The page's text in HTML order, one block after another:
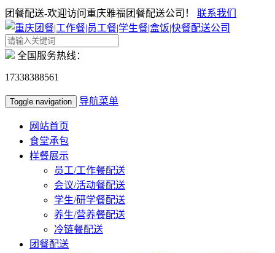
团餐配送-欢迎访问重庆雅福团餐配送公司！ 联系我们
全国服务热线：
17338388561
Toggle navigation 导航菜单
网站首页
食堂承包
样餐展示
员工/工作餐配送
会议/活动餐配送
学生/研学餐配送
养生/营养餐配送
冷链餐配送
团餐配送